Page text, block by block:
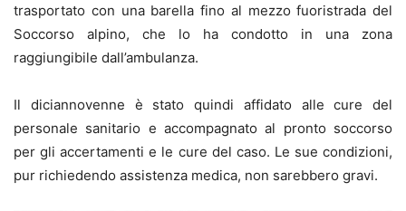
trasportato con una barella fino al mezzo fuoristrada del
Soccorso alpino, che lo ha condotto in una zona
raggiungibile dall’ambulanza.
Il diciannovenne è stato quindi affidato alle cure del
personale sanitario e accompagnato al pronto soccorso
per gli accertamenti e le cure del caso. Le sue condizioni,
pur richiedendo assistenza medica, non sarebbero gravi.